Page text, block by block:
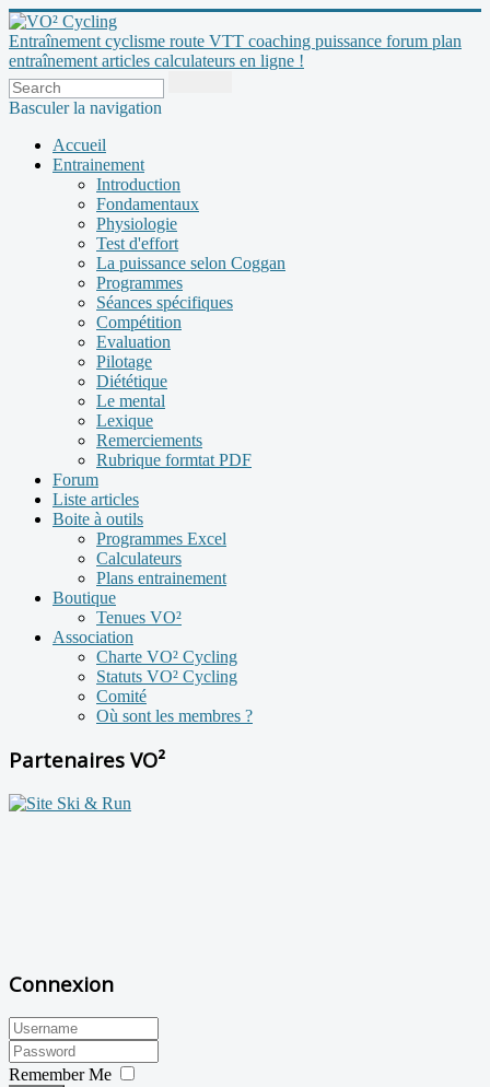
Entraînement cyclisme route VTT coaching puissance forum plan
entraînement articles calculateurs en ligne !
Basculer la navigation
Accueil
Entrainement
Introduction
Fondamentaux
Physiologie
Test d'effort
La puissance selon Coggan
Programmes
Séances spécifiques
Compétition
Evaluation
Pilotage
Diététique
Le mental
Lexique
Remerciements
Rubrique formtat PDF
Forum
Liste articles
Boite à outils
Programmes Excel
Calculateurs
Plans entrainement
Boutique
Tenues VO²
Association
Charte VO² Cycling
Statuts VO² Cycling
Comité
Où sont les membres ?
Partenaires VO²
Connexion
Remember Me